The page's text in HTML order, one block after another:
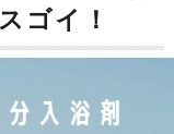
ゴイ！